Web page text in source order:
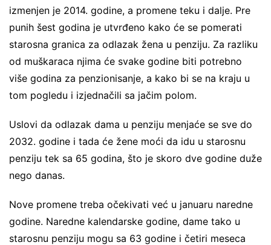
izmenjen je 2014. godine, a promene teku i dalje. Pre
punih šest godina je utvrđeno kako će se pomerati
starosna granica za odlazak žena u penziju. Za razliku
od muškaraca njima će svake godine biti potrebno
više godina za penzionisanje, a kako bi se na kraju u
tom pogledu i izjednačili sa jačim polom.
Uslovi da odlazak dama u penziju menjaće se sve do
2032. godine i tada će žene moći da idu u starosnu
penziju tek sa 65 godina, što je skoro dve godine duže
nego danas.
Nove promene treba očekivati već u januaru naredne
godine. Naredne kalendarske godine, dame tako u
starosnu penziju mogu sa 63 godine i četiri meseca